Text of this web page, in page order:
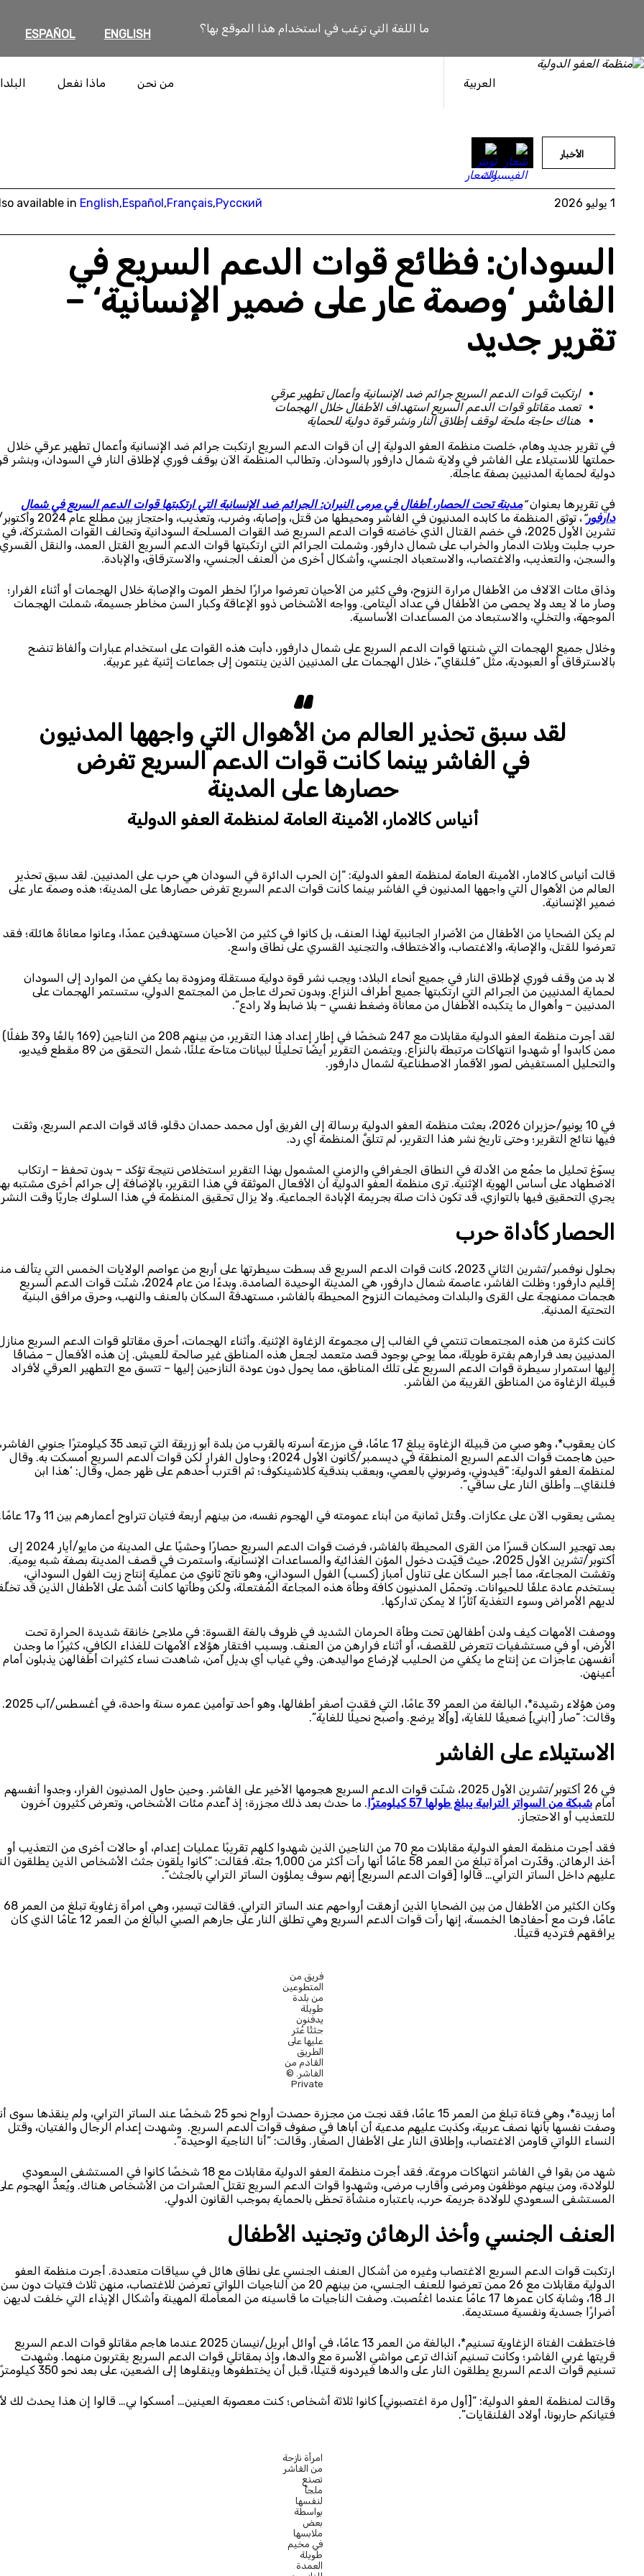
ما اللغة التي ترغب في استخدام هذا الموقع بها؟ ENGLISH
ESPAÑOL
العربية من نحن ماذا نفعل
الأخبار
1 يوليو 2026 available in English,Español,Français,Русский
السودان: فظائع قوات الدعم السريع في
الفاشر ‘وصمة عار على ضمير الإنسانية‘ –
تقرير جديد
ارتكبت قوات الدعم السريع جرائم ضد الإنسانية وأعمال تطهير عرقي
تعمد مقاتلو قوات الدعم السريع استهداف الأطفال خلال الهجمات
هناك حاجة ملحة لوقف إطلاق النار ونشر قوة دولية للحماية
في تقرير جديد وهام، خلصت منظمة العفو الدولية إلى أن قوات الدعم السريع ارتكبت جرائم ضد الإنسانية وأعمال تطهير عرقي خلال
حملتها للاستيلاء على الفاشر في ولاية شمال دارفور بالسودان. وتطالب المنظمة الآن بوقف فوري لإطلاق النار في السودان، وبنشر
دولية لحماية المدنيين بصفة عاجلة.
في تقريرها بعنوان“مدينة تحت الحصار، أطفال في مرمى النيران: الجرائم ضد الإنسانية التي ارتكبتها قوات الدعم السريع في شمال
دارفور“
، توثق المنظمة ما كابده المدنيون في الفاشر ومحيطها من قتل، وإصابة، وضرب، وتعذيب، واحتجاز بين مطلع
تشرين الأول 2025، في خضم القتال الذي خاضته قوات الدعم السريع ضد القوات المسلحة السودانية وتحالف القوات المشتركة، في
حرب جلبت ويلات الدمار والخراب على شمال دارفور. وشملت الجرائم التي ارتكبتها قوات الدعم السريع القتل العمد، والنقل
والسجن، والتعذيب، والاغتصاب، والاستعباد الجنسي، وأشكال أخرى من العنف الجنسي، والاسترقاق، والإبادة.
وذاق مئات الآلاف من الأطفال مرارة النزوح، وفي كثير من الأحيان تعرضوا مرارًا لخطر الموت والإصابة خلال الهجمات أو أثناء الفرار؛
وصار ما لا يعد ولا يحصى من الأطفال في عداد اليتامى. وواجه الأشخاص ذوو الإعاقة وكبار السن مخاطر جسيمة، شملت الهجمات
الموجهة، والتخلي، والاستبعاد من المساعدات الأساسية.
وخلال جميع الهجمات التي شنتها قوات الدعم السريع على شمال دارفور، دأبت هذه القوات على استخدام عبارات وألفاظ تنضح
بالاسترقاق أو العبودية، مثل “فلنقاي”، خلال الهجمات على المدنيين الذين ينتمون إلى جماعات إثنية غير عربية.
لقد سبق تحذير العالم من الأهوال التي واجهها المدنيون
في الفاشر بينما كانت قوات الدعم السريع تفرض
حصارها على المدينة
أنياس كالامار، الأمينة العامة لمنظمة العفو الدولية
قالت أنياس كالامار، الأمينة العامة لمنظمة العفو الدولية: “إن الحرب الدائرة في السودان هي حرب على المدنيين. لقد سبق تحذير
العالم من الأهوال التي واجهها المدنيون في الفاشر بينما كانت قوات الدعم السريع تفرض حصارها على المدينة؛ هذه وصمة عار على
ضمير الإنسانية.
لم يكن الضحايا من الأطفال من الأضرار الجانبية لهذا العنف، بل كانوا في كثير من الأحيان مستهدفين عمدًا، وعانوا معاناةً هائلة؛ فقد
تعرضوا للقتل، والإصابة، والاغتصاب، والاختطاف، والتجنيد القسري على نطاق واسع.
لا بد من وقف فوري لإطلاق النار في جميع أنحاء البلاد؛ ويجب نشر قوة دولية مستقلة ومزودة بما يكفي من الموارد إلى السودان
لحماية المدنيين من الجرائم التي ارتكبتها جميع أطراف النزاع. وبدون تحرك عاجل من المجتمع الدولي، ستستمر الهجمات على
المدنيين – وأهوال ما يتكبده الأطفال من معاناة وضغط نفسي – بلا ضابط ولا رادع”.
لقد أجرت منظمة العفو الدولية مقابلات مع 247 شخصًا في إطار إعداد هذا التقرير، من بينهم 208 من الناجين (169 بالغًا و39 طفلًا)
ممن كابدوا أو شهدوا انتهاكات مرتبطة بالنزاع. ويتضمن التقرير أيضًا تحليلًا لبيانات متاحة علنًا، شمل التحقق من 89 مقطع فيديو،
والتحليل المستفيض لصور الأقمار الاصطناعية لشمال دارفور.
في 10 يونيو/حزيران 2026، بعثت منظمة العفو الدولية برسالة إلى الفريق أول محمد حمدان دقلو، قائد قوات الدعم السريع، وثقت
فيها نتائج التقرير؛ وحتى تاريخ نشر هذا التقرير، لم تتلقَّ المنظمة أي رد.
يسوّغ تحليل ما جمُع من الأدلة في النطاق الجغرافي والزمني المشمول بهذا التقرير استخلاص نتيجة تؤكد – بدون تحفظ – ارتكاب
الاضطهاد على أساس الهوية الإثنية. ترى منظمة العفو الدولية أن الأفعال الموثقة في هذا التقرير، بالإضافة إلى جرائم أخرى مشتبه
يجري التحقيق فيها بالتوازي، قد تكون ذات صلة بجريمة الإبادة الجماعية. ولا يزال تحقيق المنظمة في هذا السلوك جاريًا وقت
الحصار كأداة حرب
بحلول نوفمبر/تشرين الثاني 2023، كانت قوات الدعم السريع قد بسطت سيطرتها على أربع من عواصم الولايات الخمس التي يتألف
إقليم دارفور؛ وظلت الفاشر، عاصمة شمال دارفور، هي المدينة الوحيدة الصامدة. وبدءًا من عام 2024، شنّت قوات الدعم السريع
هجمات ممنهجة على القرى والبلدات ومخيمات النزوح المحيطة بالفاشر، مستهدفةً السكان بالعنف والنهب، وحرق مرافق البنية
التحتية المدنية.
كانت كثرة من هذه المجتمعات تنتمي في الغالب إلى مجموعة الزغاوة الإثنية. وأثناء الهجمات، أحرق مقاتلو قوات الدعم السريع
المدنيين بعد فرارهم بفترة طويلة، مما يوحي بوجود قصد متعمد لجعل هذه المناطق غير صالحة للعيش. إن هذه الأفعال – مضافًا
إليها استمرار سيطرة قوات الدعم السريع على تلك المناطق، مما يحول دون عودة النازحين إليها – تتسق مع التطهير العرقي لأفراد
قبيلة الزغاوة من المناطق القريبة من الفاشر.
كان يعقوب*، وهو صبي من قبيلة الزغاوة يبلغ 17 عامًا، في مزرعة أسرته بالقرب من بلدة أبو زريقة التي تبعد 35 كيلومترًا جنوبي الفاشر،
حين هاجمت قوات الدعم السريع المنطقة في ديسمبر/كانون الأول 2024؛ وحاول الفرار لكن قوات الدعم السريع أمسكت به. وقال
لمنظمة العفو الدولية: “قيدوني، وضربوني بالعصي، وبعقب بندقية كلاشينكوف؛ ثم اقترب أحدهم على ظهر جمل، وقال: ‘هذا ابن
فلنقاي… وأطلق النار على ساقي”.
يمشى يعقوب الآن على عكازات. وقُتل ثمانية من أبناء عمومته في الهجوم نفسه، من بينهم أربعة فتيان تتراوح أعمارهم بين 11 و17 عامًا.
بعد تهجير السكان قسرًا من القرى المحيطة بالفاشر، فرضت قوات الدعم السريع حصارًا وحشيًا على المدينة من مايو/أيار 2024 إلى
أكتوبر/تشرين الأول 2025، حيث قيّدت دخول المؤن الغذائية والمساعدات الإنسانية، واستمرت في قصف المدينة بصفة شبه يومية.
وتفشت المجاعة، مما أجبر السكان على تناول أمباز (كسب) الفول السوداني، وهو ناتج ثانوي من عملية إنتاج زيت الفول السوداني،
يستخدم عادة علفًا للحيوانات. وتحمّل المدنيون كافة وطأة هذه المجاعة المُفتعلة، ولكن وطأتها كانت أشد على الأطفال الذين قد
لديهم الأمراض وسوء التغذية آثارًا لا يمكن تداركها.
ووصفت الأمهات كيف ولدن أطفالهن تحت وطأة الحرمان الشديد في ظروف بالغة القسوة: في ملاجئ خانقة شديدة الحرارة تحت
الأرض، أو في مستشفيات تتعرض للقصف، أو أثناء فرارهن من العنف. وبسبب افتقار هؤلاء الأمهات للغذاء الكافي، كثيرًا ما وجدن
أنفسهن عاجزات عن إنتاج ما يكفي من الحليب لإرضاع مواليدهن. وفي غياب أي بديل آمن، شاهدت نساء كثيرات أطفالهن يذبلون أمام
أعينهن.
ومن هؤلاء رشيدة*، البالغة من العمر 39 عامًا، التي فقدت أصغر أطفالها، وهو أحد توأمين عمره سنة واحدة، في أغسطس/آب 2025.
وقالت: “صار [ابني] ضعيفًا للغاية، [و]لا يرضع. وأصبح نحيلًا للغاية”.
الاستيلاء على الفاشر
في 26 أكتوبر/تشرين الأول 2025، شنّت قوات الدعم السريع هجومها الأخير على الفاشر. وحين حاول المدنيون الفرار، وجدوا أنفسهم
أمام شبكة من السواتر الترابية يبلغ طولها 57 كيلومترًا
. ما حدث بعد ذلك مجزرة؛ إذ أُعدم مئات الأشخاص، وتعرض كثيرون آخرون
للتعذيب أو الاحتجاز.
فقد أجرت منظمة العفو الدولية مقابلات مع 70 من الناجين الذين شهدوا كلهم تقريبًا عمليات إعدام، أو حالات أخرى من التعذيب أو
أخذ الرهائن. وقدّرت امرأة تبلغ من العمر 58 عامًا أنها رأت أكثر من 1,000 جثة. فقالت: “كانوا يلقون جثث الأشخاص الذين يطلقون
عليهم داخل الساتر الترابي… قالوا [قوات الدعم السريع] إنهم سوف يملؤون الساتر الترابي بالجثث”.
وكان الكثير من الأطفال من بين الضحايا الذين أزهقت أرواحهم عند الساتر الترابي. فقالت تيسير، وهي امرأة زغاوية تبلغ من العمر 68
عامًا، فرت مع أحفادها الخمسة، إنها رأت قوات الدعم السريع وهي تطلق النار على جارهم الصبي البالغ من العمر 12 عامًا الذي كان
يرافقهم فترديه قتيلًا.
فريق من
المتطوعين
من بلدة
طويلة
يدفنون
جثثًا عُثر
عليها على
الطريق
القادم من
الفاشر. ©
Private
أما زبيدة*، وهي فتاة تبلغ من العمر 15 عامًا، فقد نجت من مجزرة حصدت أرواح نحو 25 شخصًا عند الساتر الترابي، ولم ينقذها
وصفت نفسها بأنها نصف عربية، وكذبت عليهم مدعية أن أباها في صفوف قوات الدعم السريع. وشهدت إعدام الرجال والفتيان، وقتل
النساء اللواتي قاومن الاغتصاب، وإطلاق النار على الأطفال الصغار. وقالت: “أنا الناجية الوحيدة”.
شهد من بقوا في الفاشر انتهاكات مروعة. فقد أجرت منظمة العفو الدولية مقابلات مع 18 شخصًا كانوا في المستشفى السعودي
للولادة، ومن بينهم موظفون ومرضى وأقارب مرضى، وشهدوا قوات الدعم السريع تقتل العشرات من الأشخاص هناك. ويُعدُّ الهجوم
المستشفى السعودي للولادة جريمة حرب، باعتباره منشأة تحظى بالحماية بموجب القانون الدولي.
العنف الجنسي وأخذ الرهائن وتجنيد الأطفال
ارتكبت قوات الدعم السريع الاغتصاب وغيره من أشكال العنف الجنسي على نطاق هائل في سياقات متعددة. أجرت منظمة العفو
الدولية مقابلات مع 26 ممن تعرضوا للعنف الجنسي، من بينهم 20 من الناجيات اللواتي تعرضن للاغتصاب، منهن ثلاث فتيات دون سن
الـ 18، وشابة كان عمرها 17 عامًا عندما اغتُصبت. وصفت الناجيات ما قاسينه من المعاملة المهينة وأشكال الإيذاء التي خلفت لديهن
أضرارًا جسدية ونفسية مستديمة.
فاختطفت الفتاة الزغاوية تسنيم*، البالغة من العمر 13 عامًا، في أوائل أبريل/نيسان 2025 عندما هاجم مقاتلو قوات الدعم السريع
قريتها غربي الفاشر؛ وكانت تسنيم آنذاك ترعى مواشي الأسرة مع والدها، وإذ بمقاتلي قوات الدعم السريع يقتربون منهما. وشهدت
تسنيم قوات الدعم السريع يطلقون النار على والدها فيردونه قتيلًا، قبل أن يختطفوها وينقلوها إلى الضعين، على بعد نحو 350 كيلومترًا.
وقالت لمنظمة العفو الدولية: “[أول مرة اغتصبوني] كانوا ثلاثة أشخاص؛ كنت معصوبة العينين… أمسكوا بي… قالوا إن هذا يحدث لك
فتيانكم حاربونا، أولاد الفلنقايات”.
امرأة نازحة
من الفاشر
تصنع
ملجأً
لنفسها
بواسطة
بعض
ملابسها
في مخيم
طويلة
العمدة